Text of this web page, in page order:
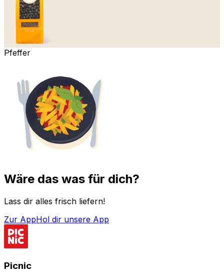
Pfeffer
Wäre das was für dich?
Lass dir alles frisch liefern!
Zur AppHol dir unsere App
Picnic